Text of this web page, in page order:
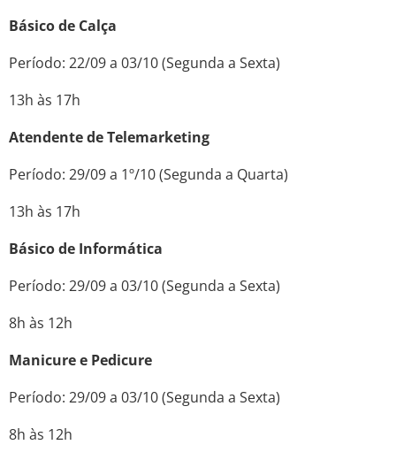
Básico de Calça
Período: 22/09 a 03/10 (Segunda a Sexta)
13h às 17h
Atendente de Telemarketing
Período: 29/09 a 1º/10 (Segunda a Quarta)
13h às 17h
Básico de Informática
Período: 29/09 a 03/10 (Segunda a Sexta)
8h às 12h
Manicure e Pedicure
Período: 29/09 a 03/10 (Segunda a Sexta)
8h às 12h